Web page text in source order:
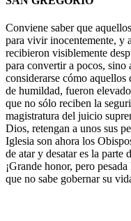
Conviene saber que
para vivir inocentemente, y
recibieron visiblemente
para convertir a pocos, sino
considerarse cómo
de humildad, fueron
que no sólo reciben la
magistratura del juicio
Dios, retengan a unos sus
Iglesia son ahora los
de atar y desatar es la parte
¡Grande honor, pero
que no sabe gobernar su